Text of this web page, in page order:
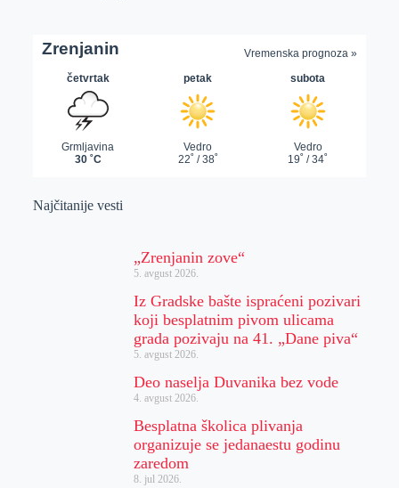
Najčitanije vesti
„Zrenjanin zove“
5. avgust 2026.
Iz Gradske bašte ispraćeni pozivari
koji besplatnim pivom ulicama
grada pozivaju na 41. „Dane piva“
5. avgust 2026.
Deo naselja Duvanika bez vode
4. avgust 2026.
Besplatna školica plivanja
organizuje se jedanaestu godinu
zaredom
8. jul 2026.